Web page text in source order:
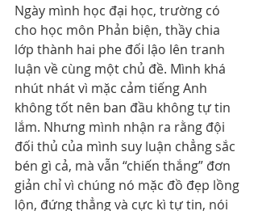
Ngày mình học đại học, trường có
cho học môn Phản biện, thầy chia
lớp thành hai phe đối lậo lên tranh
luận về cùng một chủ đề. Mình khá
nhút nhát vì mặc cảm tiếng Anh
không tốt nên ban đầu không tự tin
lắm. Nhưng mình nhận ra rằng đội
đối thủ của mình suy luận chẳng sắc
bén gì cả, mà vẫn “chiến thắng” đơn
giản chỉ vì chúng nó mặc đồ đẹp lồng
lộn, đứng thẳng và cực kì tự tin, nói